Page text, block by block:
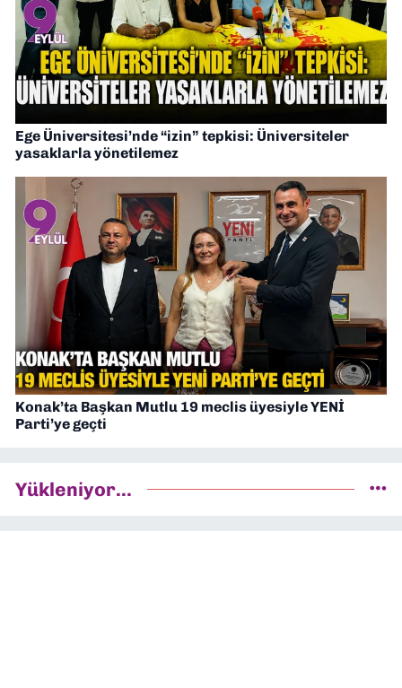
Ege Üniversitesi’nde “izin” tepkisi: Üniversiteler
yasaklarla yönetilemez
Konak’ta Başkan Mutlu 19 meclis üyesiyle YENİ
Parti’ye geçti
Yükleniyor...